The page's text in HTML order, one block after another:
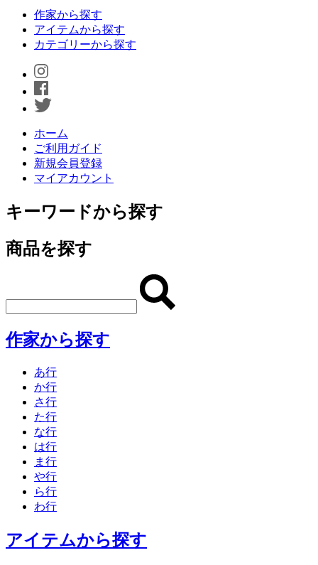
作家から探す
アイテムから探す
カテゴリーから探す
ホーム
ご利用ガイド
新規会員登録
マイアカウント
キーワードから探す
商品を探す
作家から探す
あ行
か行
さ行
た行
な行
は行
ま行
や行
ら行
わ行
アイテムから探す